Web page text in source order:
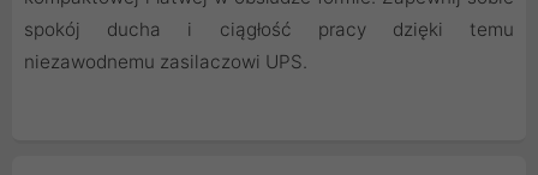
spokój ducha i ciągłość pracy dzięki temu
niezawodnemu zasilaczowi UPS.